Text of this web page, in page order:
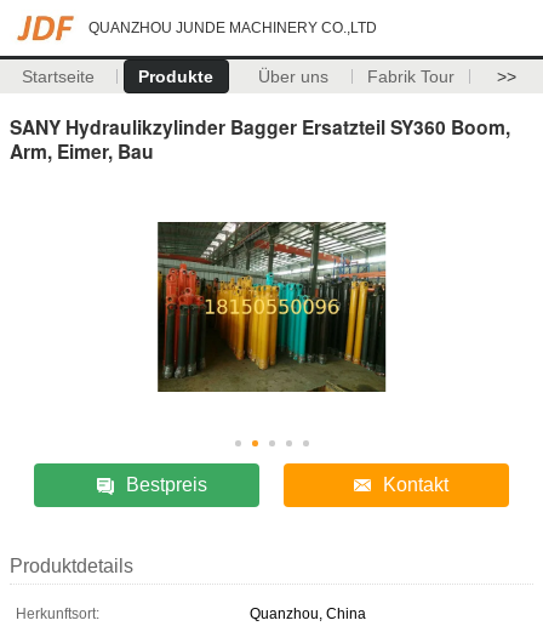
QUANZHOU JUNDE MACHINERY CO.,LTD
Startseite Produkte Über uns Fabrik Tour >>
SANY Hydraulikzylinder Bagger Ersatzteil SY360 Boom,
Arm, Eimer, Bau
Bestpreis Kontakt
Produktdetails
Herkunftsort:
Quanzhou, China